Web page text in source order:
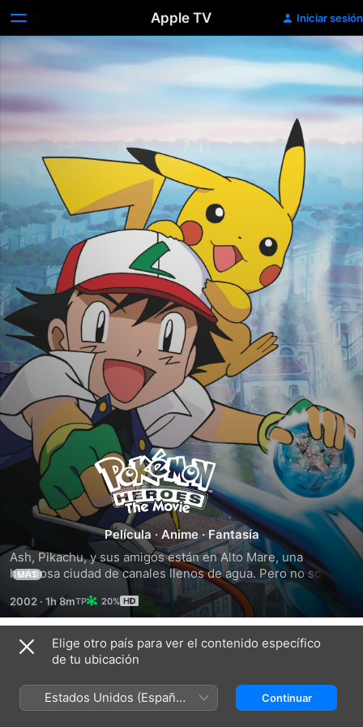
Apple TV Iniciar sesión
Pokémon
Heroes
-
The
Movie
Película ·Anime ·Fantasía
Ash, Pikachu, y sus amigos están en Alto Mare, una
hermosa ciudad de canales llenos de agua. Pero no son los
únicos visitantes, un par de ladronas tienen su mirada
puesta en Latias y Latios, dos Pokémon Legendarios con
una conexión a la Joya Alma, un objeto que impulsa el
sistema de defensa de la ciudad. ¿Podrán Ash y el
Pokémon Legendario detener el plan de las ladronas?
MÁS
2002 · 1h 8m 20%
Tráilers
Elige otro país para ver el contenido específico
de tu ubicación
Estados Unidos (Español
México)
Continuar